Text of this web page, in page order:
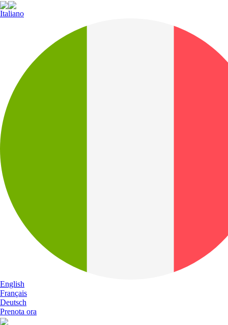
Italiano
English
Français
Deutsch
Prenota ora